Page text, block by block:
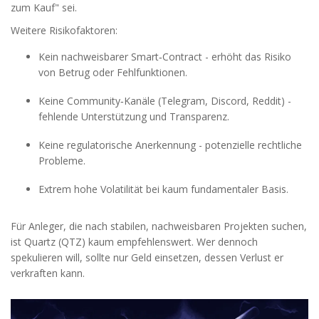
zum Kauf" sei.
Weitere Risikofaktoren:
Kein nachweisbarer Smart‑Contract - erhöht das Risiko
von Betrug oder Fehlfunktionen.
Keine Community‑Kanäle (Telegram, Discord, Reddit) -
fehlende Unterstützung und Transparenz.
Keine regulatorische Anerkennung - potenzielle rechtliche
Probleme.
Extrem hohe Volatilität bei kaum fundamentaler Basis.
Für Anleger, die nach stabilen, nachweisbaren Projekten suchen,
ist Quartz (QTZ) kaum empfehlenswert. Wer dennoch
spekulieren will, sollte nur Geld einsetzen, dessen Verlust er
verkraften kann.